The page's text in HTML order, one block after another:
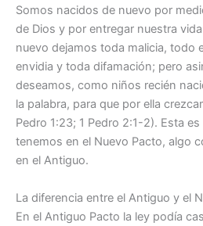
Somos nacidos de nuevo por
de Dios y por entregar nuestra
nuevo dejamos toda malicia, todo
envidia y toda difamación; pero
deseamos, como niños recién
la palabra, para que por ella
Pedro 1:23; 1 Pedro 2:1-2). Esta
tenemos en el Nuevo Pacto, algo
en el Antiguo.
La diferencia entre el Antiguo y el
En el Antiguo Pacto la ley podía